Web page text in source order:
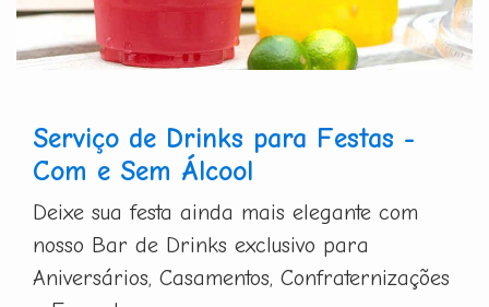
Serviço de Drinks para Festas -
Com e Sem Álcool
Deixe sua festa ainda mais elegante com
nosso Bar de Drinks exclusivo para
Aniversários, Casamentos, Confraternizações